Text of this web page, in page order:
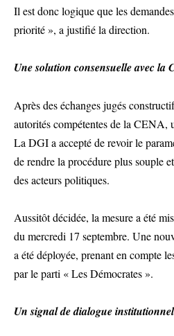
Il est donc logique que les
priorité », a justifié la direction.
Une solution consensuelle avec la
Après des échanges jugés
autorités compétentes de la CENA,
La DGI a accepté de revoir le
de rendre la procédure plus souple
des acteurs politiques.
Aussitôt décidée, la mesure a été
du mercredi 17 septembre. Une
a été déployée, prenant en compte
par le parti « Les Démocrates ».
Un signal de dialogue institutionnel